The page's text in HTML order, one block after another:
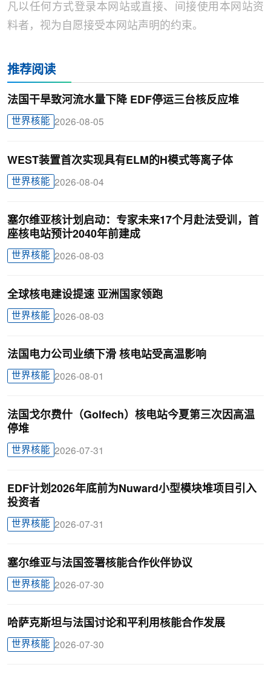
凡以任何方式登录本网站或直接、间接使用本网站资
料者，视为自愿接受本网站声明的约束。
推荐阅读
法国干旱致河流水量下降 EDF停运三台核反应堆
世界核能 2026-08-05
WEST装置首次实现具有ELM的H模式等离子体
世界核能 2026-08-04
塞尔维亚核计划启动：专家未来17个月赴法受训，首
座核电站预计2040年前建成
世界核能 2026-08-03
全球核电建设提速 亚洲国家领跑
世界核能 2026-08-03
法国电力公司业绩下滑 核电站受高温影响
世界核能 2026-08-01
法国戈尔费什（Golfech）核电站今夏第三次因高温
停堆
世界核能 2026-07-31
EDF计划2026年底前为Nuward小型模块堆项目引入
投资者
世界核能 2026-07-31
塞尔维亚与法国签署核能合作伙伴协议
世界核能 2026-07-30
哈萨克斯坦与法国讨论和平利用核能合作发展
世界核能 2026-07-30